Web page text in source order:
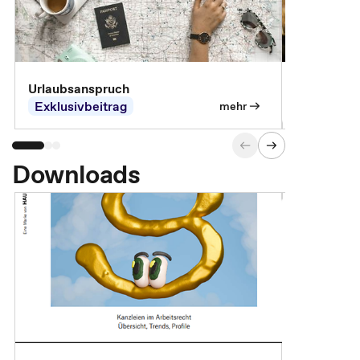
Urlaubsanspruch
Exklusivbeitrag
mehr
Downloads